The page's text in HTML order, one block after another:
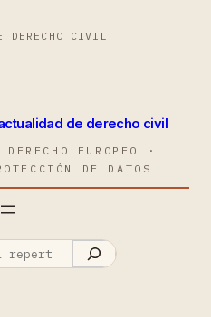
DERECHO CIVIL
de derecho civil
EUROPEO ·
DE DATOS